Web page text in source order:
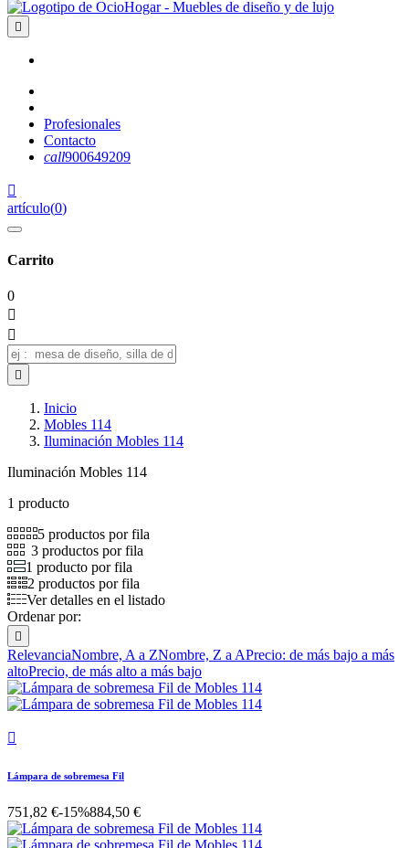

Profesionales
Contacto
call900649209

artículo(0)
Carrito
0



Inicio
Mobles 114
Iluminación Mobles 114
Iluminación Mobles 114
1 producto
5 productos por fila
3 productos por fila
1 producto por fila
2 productos por fila
Ver detalles en el listado
Ordenar por:

RelevanciaNombre, A a ZNombre, Z a APrecio: de más bajo a más
altoPrecio, de más alto a más bajo

Lámpara de sobremesa Fil
751,82 €-15%884,50 €